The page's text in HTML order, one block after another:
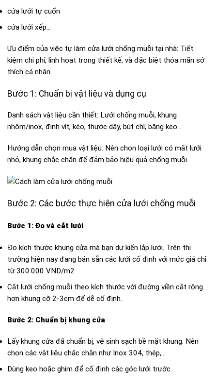
cửa lưới tự cuốn
cửa lưới xếp…
Ưu điểm của việc tự làm cửa lưới chống muỗi tại nhà: Tiết
kiệm chi phí, linh hoạt trong thiết kế, và đặc biệt thỏa mãn sở
thích cá nhân.
Bước 1: Chuẩn bị vật liệu và dụng cụ
Danh sách vật liệu cần thiết: Lưới chống muỗi, khung
nhôm/inox, đinh vít, kéo, thước dây, bút chì, băng keo…
Hướng dẫn chọn mua vật liệu: Nên chọn loại lưới có mắt lưới
nhỏ, khung chắc chắn để đảm bảo hiệu quả chống muỗi.
Bước 2: Các bước thực hiện cửa lưới chống muỗi
Bước 1: Đo và cắt lưới
Đo kích thước khung cửa mà bạn dự kiến lắp lưới. Trên thị
trường hiện nay đang bán sẵn các lưới cố định với mức giá chỉ
từ 300.000 VND/m2
Cắt lưới chống muỗi theo kích thước với đường viền cắt rộng
hơn khung cỡ 2-3cm để dễ cố định.
Bước 2: Chuẩn bị khung cửa
Lấy khung cửa đã chuẩn bị, vệ sinh sạch bề mặt khung. Nên
chọn các vật liệu chắc chắn như Inox 304, thép,…
Dùng keo hoặc ghim để cố định các góc lưới trước.